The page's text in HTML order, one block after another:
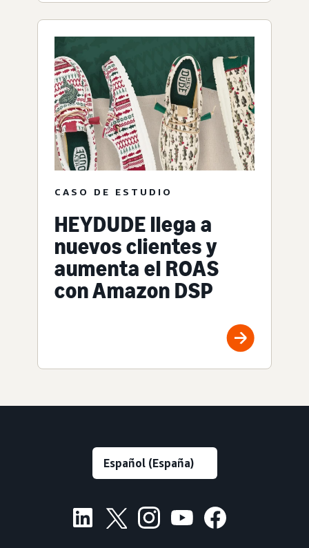
CASO DE ESTUDIO
HEYDUDE llega a
nuevos clientes y
aumenta el ROAS
con Amazon DSP